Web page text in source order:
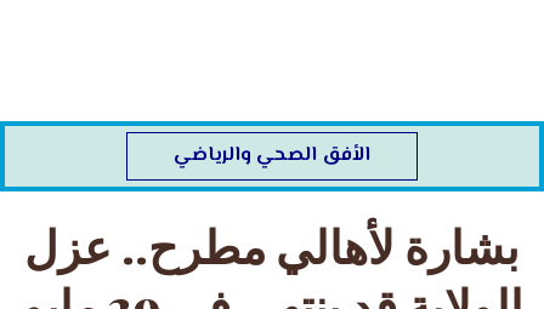
الأفق الصحي والرياضي
بشارة لأهالي مطرح.. عزل